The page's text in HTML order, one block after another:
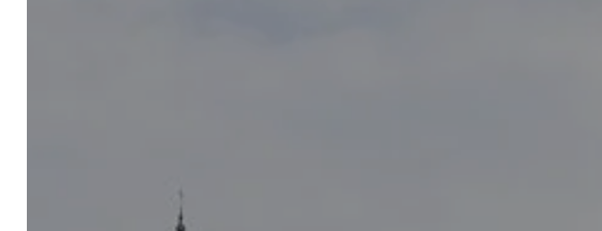
Dans un écrin de verdure, à une vingtaine de